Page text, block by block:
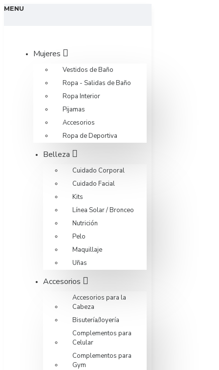
MENU
Mujeres
Vestidos de Baño
Ropa - Salidas de Baño
Ropa Interior
Pijamas
Accesorios
Ropa de Deportiva
Belleza
Cuidado Corporal
Cuidado Facial
Kits
Línea Solar / Bronceo
Nutrición
Pelo
Maquillaje
Uñas
Accesorios
Accesorios para la
Cabeza
Bisutería/Joyería
Complementos para
Celular
Complementos para
Gym